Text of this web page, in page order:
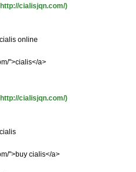
cialisjqn.com/)
online
">cialis</a>
cialisjqn.com/)
">buy cialis</a>